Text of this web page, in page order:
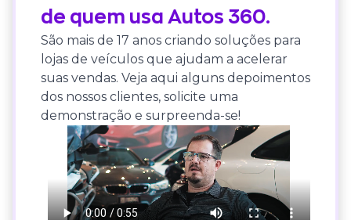
de quem usa Autos 360.
São mais de 17 anos criando soluções para
lojas de veículos que ajudam a acelerar
suas vendas. Veja aqui alguns depoimentos
dos nossos clientes, solicite uma
demonstração e surpreenda-se!